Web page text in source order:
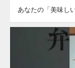
あなたの「美味し